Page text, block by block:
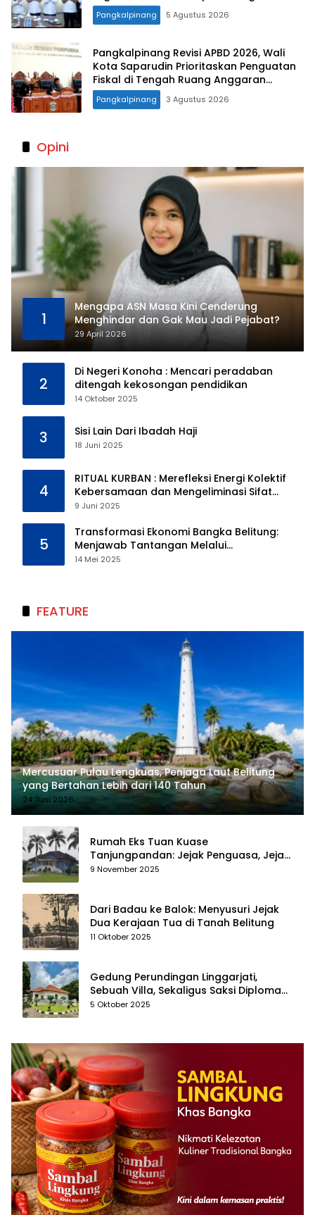
Pangkalpinang 5 Agustus 2026
Pangkalpinang Revisi APBD 2026, Wali
Kota Saparudin Prioritaskan Penguatan
Fiskal di Tengah Ruang Anggaran
Terbatas
Pangkalpinang 3 Agustus 2026
Opini
1
Mengapa ASN Masa Kini Cenderung
Menghindar dan Gak Mau Jadi Pejabat?
29 April 2026
2
Di Negeri Konoha : Mencari peradaban
ditengah kekosongan pendidikan
14 Oktober 2025
3 Sisi Lain Dari Ibadah Haji
18 Juni 2025
4
RITUAL KURBAN : Merefleksi Energi Kolektif
Kebersamaan dan Mengeliminasi Sifat
Kebinatangan Manusia
9 Juni 2025
5
Transformasi Ekonomi Bangka Belitung:
Menjawab Tantangan Melalui
Pengelolaan Sumber Daya Alam yang
14 Mei 2025
FEATURE
Mercusuar Pulau Lengkuas, Penjaga Laut Belitung
yang Bertahan Lebih dari 140 Tahun
24 Juni 2026
Rumah Eks Tuan Kuase
Tanjungpandan: Jejak Penguasa, Jejak
Kenangan
9 November 2025
Dari Badau ke Balok: Menyusuri Jejak
Dua Kerajaan Tua di Tanah Belitung
11 Oktober 2025
Gedung Perundingan Linggarjati,
Sebuah Villa, Sekaligus Saksi Diplomasi
yang Mengubah Arah Bangsa
5 Oktober 2025